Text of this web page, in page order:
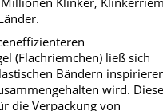
(Flachriemchen) ließ sich
Bändern
wird.
die Verpackung von